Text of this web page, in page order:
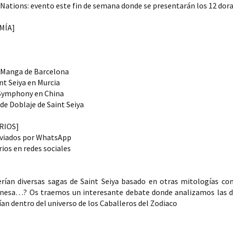
evento este fin de semana donde se presentarán los 12
de Barcelona
Seiya en Murcia
en China
Doblaje de Saint Seiya
por WhatsApp
en redes sociales
diversas sagas de Saint Seiya basado en otras mitologías
Os traemos un interesante debate donde analizamos las
dentro del universo de los Caballeros del Zodiaco